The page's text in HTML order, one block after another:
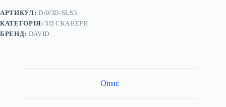
SCAN)
кількість
АРТИКУЛ: DAVID-SLS3
КАТЕГОРІЯ:3D СКАНЕРИ
БРЕНД: DAVID
Опис